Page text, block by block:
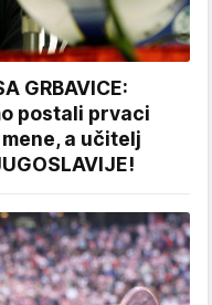
GRBAVICE:
postali prvaci
a učitelj